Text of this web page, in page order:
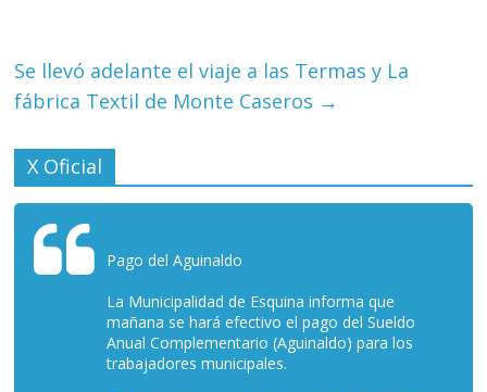
Se llevó adelante el viaje a las Termas y La
fábrica Textil de Monte Caseros →
X Oficial
Pago del Aguinaldo
La Municipalidad de Esquina informa que
mañana se hará efectivo el pago del Sueldo
Anual Complementario (Aguinaldo) para los
trabajadores municipales.